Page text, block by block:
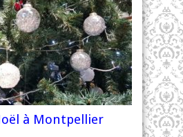
à Montpellier